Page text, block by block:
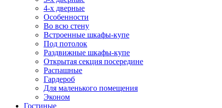
4-х дверные
Особенности
Во всю стену
Встроенные шкафы-купе
Под потолок
Раздвижные шкафы-купе
Открытая секция посередине
Распашные
Гардероб
Для маленького помещения
Эконом
Гостиные